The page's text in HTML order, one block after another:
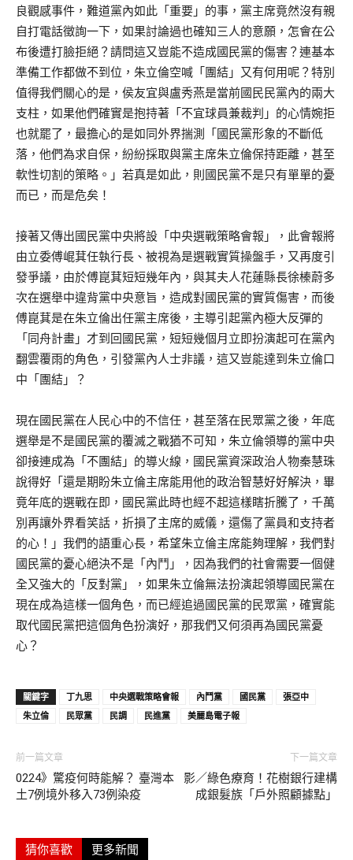
良觀感事件，難道黨內如此「重要」的事，黨主席竟然沒有親
自打電話徵詢一下，如果討論過也確知三人的意願，怎會在公
布後遭打臉拒絕？請問這又豈能不造成國民黨的傷害？連基本
準備工作都做不到位，朱立倫空喊「團結」又有何用呢？特別
值得我們關心的是，侯友宜與盧秀燕是當前國民民黨內的兩大
支柱，如果他們確實是抱持著「不宜球員兼裁判」的心情婉拒
也就罷了，最擔心的是如同外界揣測「國民黨形象的不斷低
落，他們為求自保，紛紛採取與黨主席朱立倫保持距離，甚至
軟性切割的策略。」若真是如此，則國民黨不是只有單單的憂
而已，而是危矣！
接著又傳出國民黨中央將設「中央選戰策略會報」，此會報將
由立委傅崐萁任執行長、被視為是選戰實質操盤手，又再度引
發爭議，由於傅崑萁短短幾年內，與其夫人花蓮縣長徐榛蔚多
次在選舉中違背黨中央意旨，造成對國民黨的實質傷害，而後
傅崑萁是在朱立倫出任黨主席後，主導引起黨內極大反彈的
「同舟計畫」才到回國民黨，短短幾個月立即扮演起可在黨內
翻雲覆雨的角色，引發黨內人士非議，這又豈能達到朱立倫口
中「團結」？
現在國民黨在人民心中的不信任，甚至落在民眾黨之後，年底
選舉是不是國民黨的覆滅之戰猶不可知，朱立倫領導的黨中央
卻接連成為「不團結」的導火線，國民黨資深政治人物秦慧珠
說得好「還是期盼朱立倫主席能用他的政治智慧好好解決，畢
竟年底的選戰在即，國民黨此時也經不起這樣瞎折騰了，千萬
別再讓外界看笑話，折損了主席的威儀，還傷了黨員和支持者
的心！」我們的語重心長，希望朱立倫主席能夠理解，我們對
國民黨的憂心絕決不是「內鬥」，因為我們的社會需要一個健
全又強大的「反對黨」，如果朱立倫無法扮演起領導國民黨在
現在成為這樣一個角色，而已經追過國民黨的民眾黨，確實能
取代國民黨把這個角色扮演好，那我們又何須再為國民黨憂
心？
關鍵字 丁九思 中央選戰策略會報 內鬥黨 國民黨
張亞中
朱立倫
民眾黨 民調 民進黨 美麗島電子報
前一篇文章
0224》驚疫何時能解？ 臺灣本
土7例境外移入73例染疫
下一篇文章
影／綠色療育！花樹銀行建構
成銀髮族「戶外照顧據點」
猜你喜歡 更多新聞